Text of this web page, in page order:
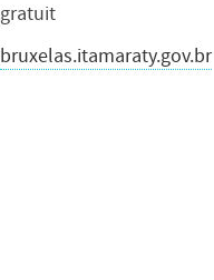
gratuit
bruxelas.itamaraty.gov.br